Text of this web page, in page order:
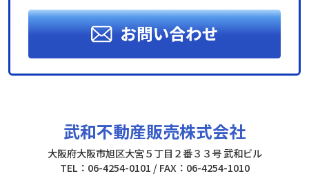
武和不動産販売株式会社
大阪府大阪市旭区大宮５丁目２番３３号 武和ビル
TEL：06-4254-0101 / FAX：06-4254-1010